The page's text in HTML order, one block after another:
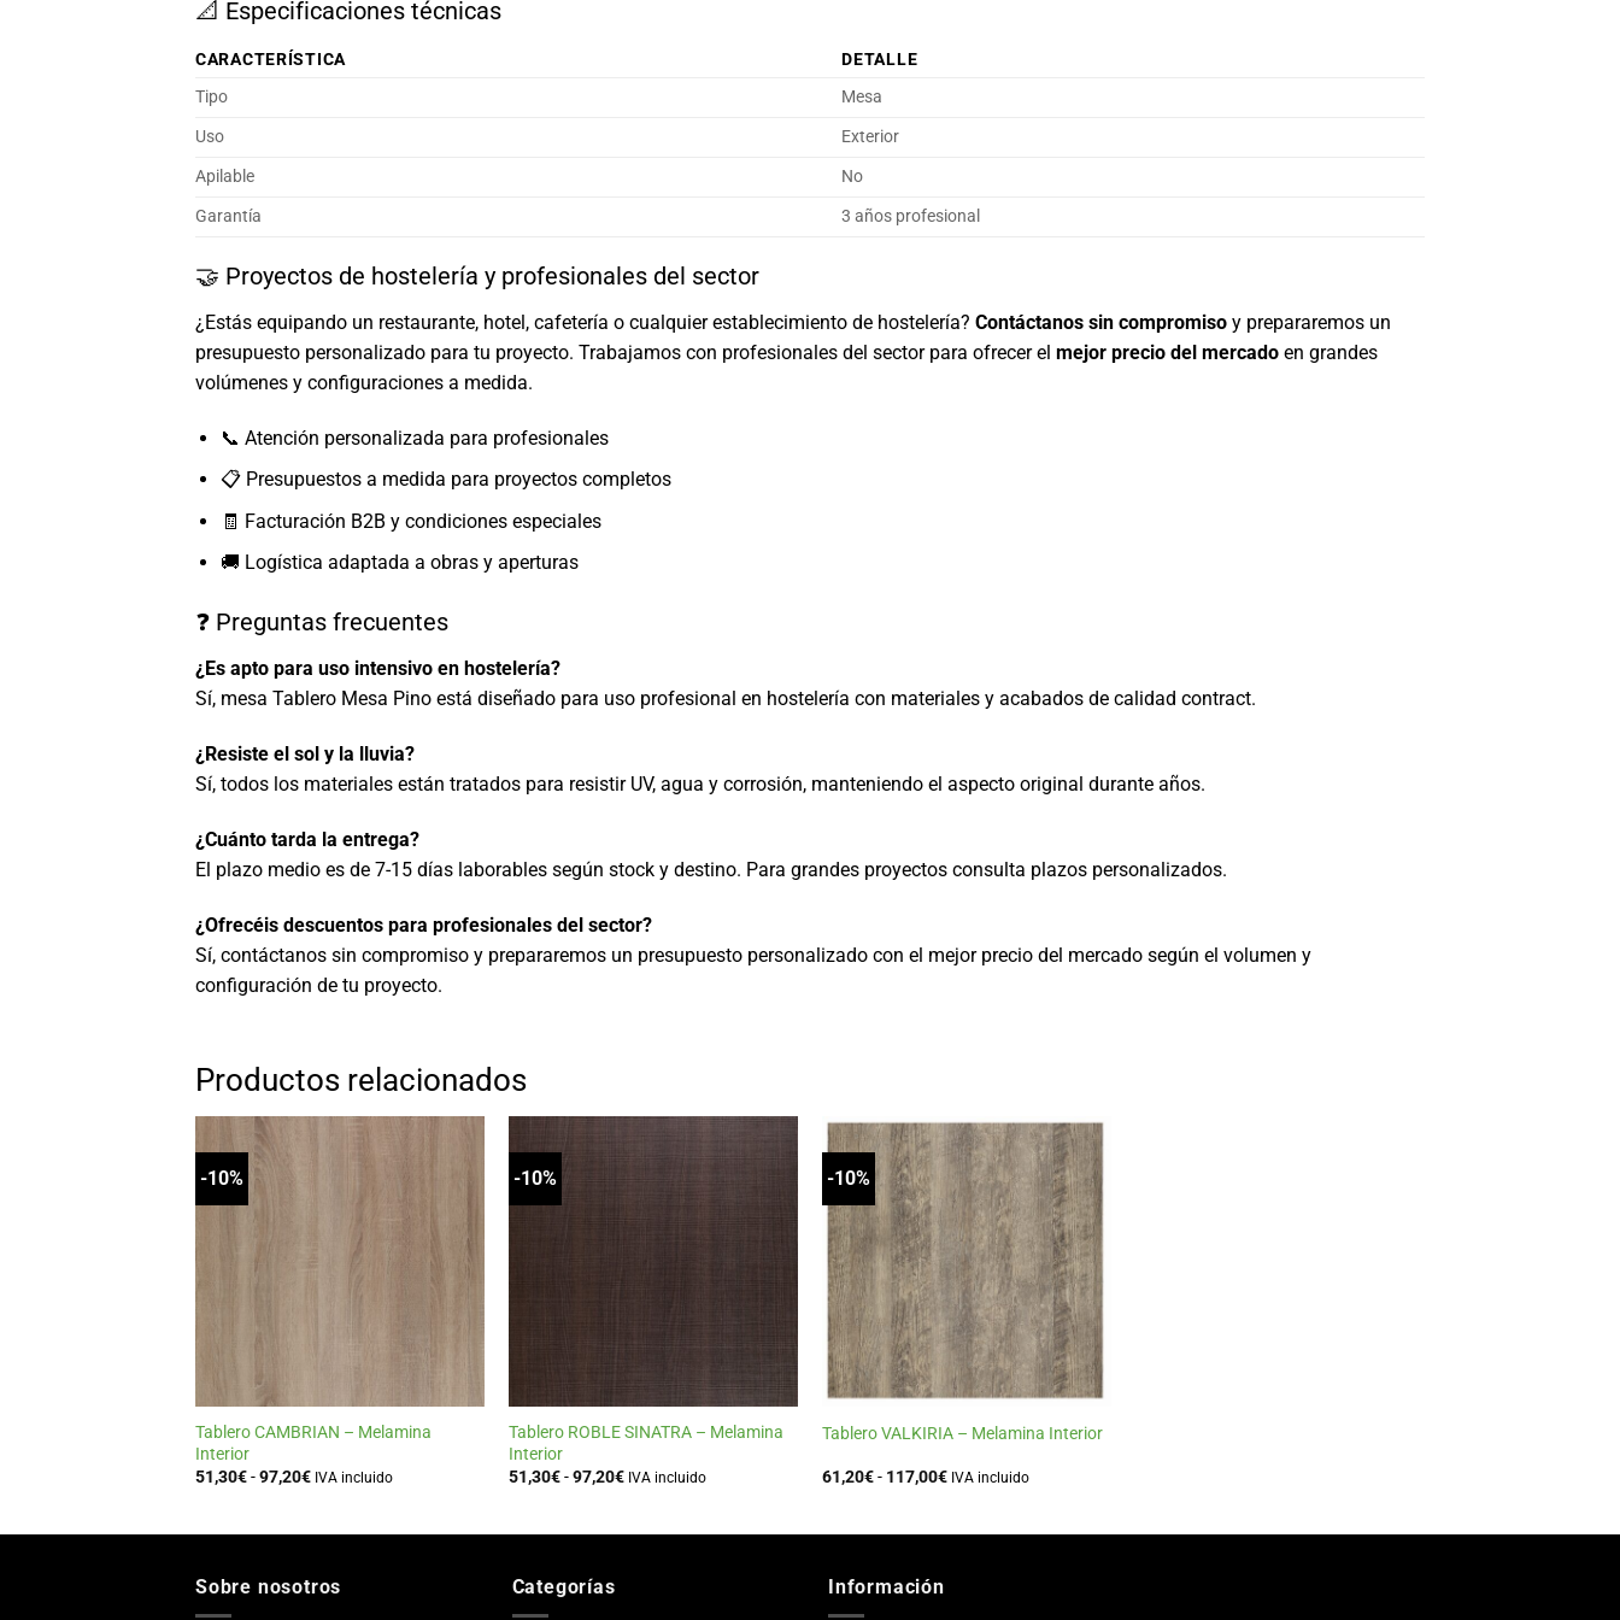
📐 Especificaciones técnicas
CARACTERÍSTICA
DETALLE
Tipo
Mesa
Uso
Exterior
Apilable
No
Garantía
3 años profesional
🤝 Proyectos de hostelería y profesionales del sector
¿Estás equipando un restaurante, hotel, cafetería o cualquier establecimiento de hostelería? Contáctanos sin compromiso y prepararemos un
presupuesto personalizado para tu proyecto. Trabajamos con profesionales del sector para ofrecer el mejor precio del mercado en grandes
volúmenes y configuraciones a medida.
📞 Atención personalizada para profesionales
📋 Presupuestos a medida para proyectos completos
🧾 Facturación B2B y condiciones especiales
🚚 Logística adaptada a obras y aperturas
❓ Preguntas frecuentes
¿Es apto para uso intensivo en hostelería?
Sí, mesa Tablero Mesa Pino está diseñado para uso profesional en hostelería con materiales y acabados de calidad contract.
¿Resiste el sol y la lluvia?
Sí, todos los materiales están tratados para resistir UV, agua y corrosión, manteniendo el aspecto original durante años.
¿Cuánto tarda la entrega?
El plazo medio es de 7-15 días laborables según stock y destino. Para grandes proyectos consulta plazos personalizados.
¿Ofrecéis descuentos para profesionales del sector?
Sí, contáctanos sin compromiso y prepararemos un presupuesto personalizado con el mejor precio del mercado según el volumen y
configuración de tu proyecto.
Productos relacionados
-10%
Tablero CAMBRIAN – Melamina
Interior
51,30€-97,20€Rango
IVA incluido
-10%
Tablero ROBLE SINATRA – Melamina
Interior
51,30€-97,20€Rango
IVA incluido
-10%
Añadir
a la
lista
de
deseos
+
Tablero VALKIRIA – Melamina Interior
61,20€- 117,00€Rango
IVA incluido
Sobre nosotros Categorías Información